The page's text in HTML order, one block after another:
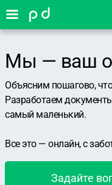
Мы — ваш
Объясним пошагово,
Разработаем
самый маленький.
Все это — онлайн, с
Задайте